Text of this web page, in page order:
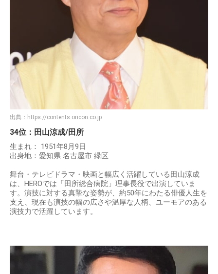
出典： https://contents.oricon.co.jp
34位：田山涼成/田所
生まれ： 1951年8月9日
出身地：愛知県 名古屋市 緑区
舞台・テレビドラマ・映画と幅広く活躍している田山涼成
は、HEROでは「田所総合病院」理事長役で出演していま
す。演技に対する真摯な姿勢が、約50年にわたる俳優人生を
支え、現在も演技の幅の広さや温厚な人柄、ユーモアのある
演技力で活躍しています。